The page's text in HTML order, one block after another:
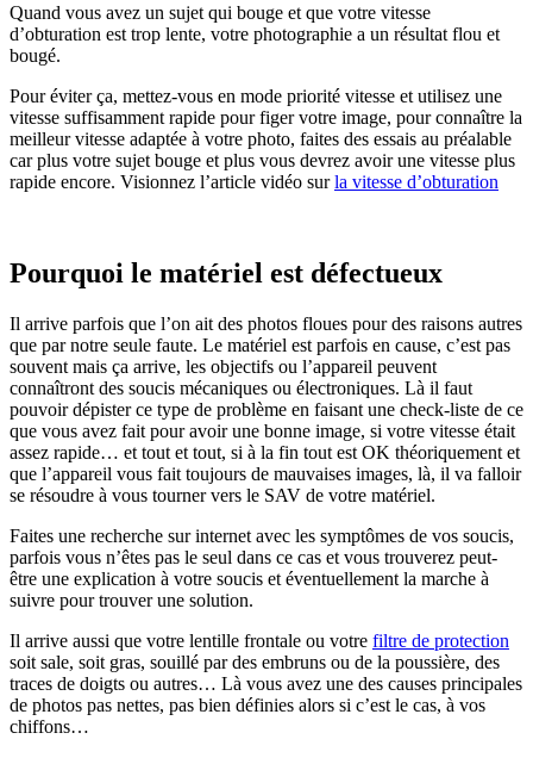
Quand vous avez un sujet qui bouge et que votre vitesse
d’obturation est trop lente, votre photographie a un résultat flou et
bougé.
Pour éviter ça, mettez-vous en mode priorité vitesse et utilisez une
vitesse suffisamment rapide pour figer votre image, pour connaître la
meilleur vitesse adaptée à votre photo, faites des essais au préalable
car plus votre sujet bouge et plus vous devrez avoir une vitesse plus
rapide encore. Visionnez l’article vidéo surla vitesse d’obturation
Pourquoi le matériel est défectueux
Il arrive parfois que l’on ait des photos floues pour des raisons autres
que par notre seule faute. Le matériel est parfois en cause, c’est pas
souvent mais ça arrive, les objectifs ou l’appareil peuvent
connaîtront des soucis mécaniques ou électroniques. Là il faut
pouvoir dépister ce type de problème en faisant une check-liste de ce
que vous avez fait pour avoir une bonne image, si votre vitesse était
assez rapide… et tout et tout, si à la fin tout est OK théoriquement et
que l’appareil vous fait toujours de mauvaises images, là, il va falloir
se résoudre à vous tourner vers le SAV de votre matériel.
Faites une recherche sur internet avec les symptômes de vos soucis,
parfois vous n’êtes pas le seul dans ce cas et vous trouverez peut-
être une explication à votre soucis et éventuellement la marche à
suivre pour trouver une solution.
Il arrive aussi que votre lentille frontale ou votre filtre de protection
soit sale, soit gras, souillé par des embruns ou de la poussière, des
traces de doigts ou autres… Là vous avez une des causes principales
de photos pas nettes, pas bien définies alors si c’est le cas, à vos
chiffons…